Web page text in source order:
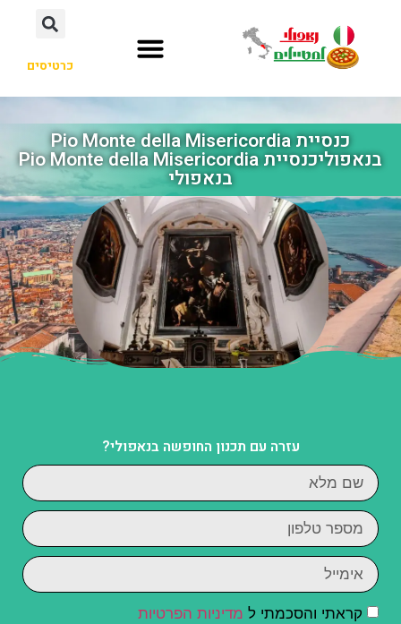
כרטיסים
כנסיית Pio Monte della Misericordia
בנאפוליכנסיית Pio Monte della Misericordia
בנאפולי
עזרה עם תכנון החופשה בנאפולי?
קראתי והסכמתי ל מדיניות הפרטיות